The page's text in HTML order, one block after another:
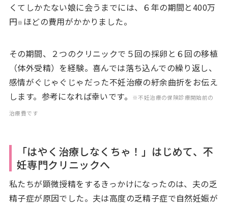
くてしかたない娘に会うまでには、６年の期間と400万
円※ ほどの費用がかかりました。
その期間、２つのクリニックで５回の採卵と６回の移植
（体外受精）を経験。喜んでは落ち込んでの繰り返し、
感情がぐじゃぐじゃだった不妊治療の紆余曲折をお伝え
します。参考になれば幸いです。
※不妊治療の保険診療開始前の
治療費です
「はやく治療しなくちゃ！」はじめて、不
妊専門クリニックへ
私たちが顕微授精をするきっかけになったのは、夫の乏
精子症が原因でした。夫は高度の乏精子症で自然妊娠が